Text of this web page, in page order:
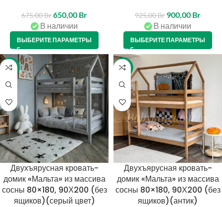
675,00Br650,00 Br
В наличии
ВЫБЕРИТЕ ПАРАМЕТРЫ
925,00Br 900,00 Br
В наличии
ВЫБЕРИТЕ ПАРАМЕТРЫ
-13%
Двухъярусная кровать-
домик «Мальта» из массива
сосны 80×180, 90Х200 (без
ящиков)(серый цвет)
-13%
Двухъярусная кровать-
домик «Мальта» из массива
сосны 80×180, 90Х200 (без
ящиков)(антик)